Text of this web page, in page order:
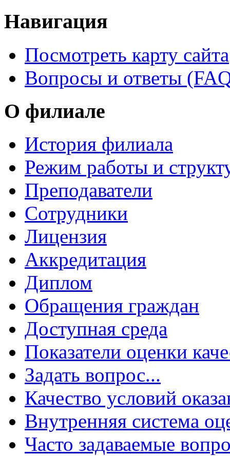
Навигация
Посмотреть карту сайта
Вопросы и ответы
О филиале
История филиала
Режим работы и
Преподаватели
Сотрудники
Лицензия
Аккредитация
Диплом
Обращения граждан
Доступная среда
Показатели оценки
Задать вопрос...
Качество условий
Внутренняя система
Часто задаваемые